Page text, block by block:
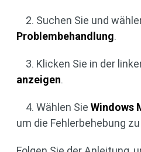
2. Suchen Sie und
Problembehandlung.
3. Klicken Sie in der
anzeigen.
4. Wählen Sie Windows
um die Fehlerbehebung